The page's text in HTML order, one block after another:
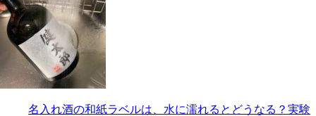
名入れ酒の和紙ラベルは、水に濡れるとどうなる？実験